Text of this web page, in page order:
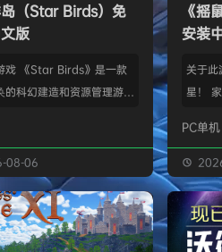
的边境
公会
（Star Birds）免
版
戏 《Star Birds》是一款
的科幻建造和资源管理游
来。不论是熟知此类题材的
，还是只想浅尝神游太空滋
过客，星辰群鸟都会感激你
什么，你说是因为鸟群没了
马出乱子？哎呀呀，这也只
个原因而已啦。 扫描附近
08-06
《摇
安装
关于此
星！
灭所
剩下的
子，不
摸丢
在掌握
“鼠条”
PC单机